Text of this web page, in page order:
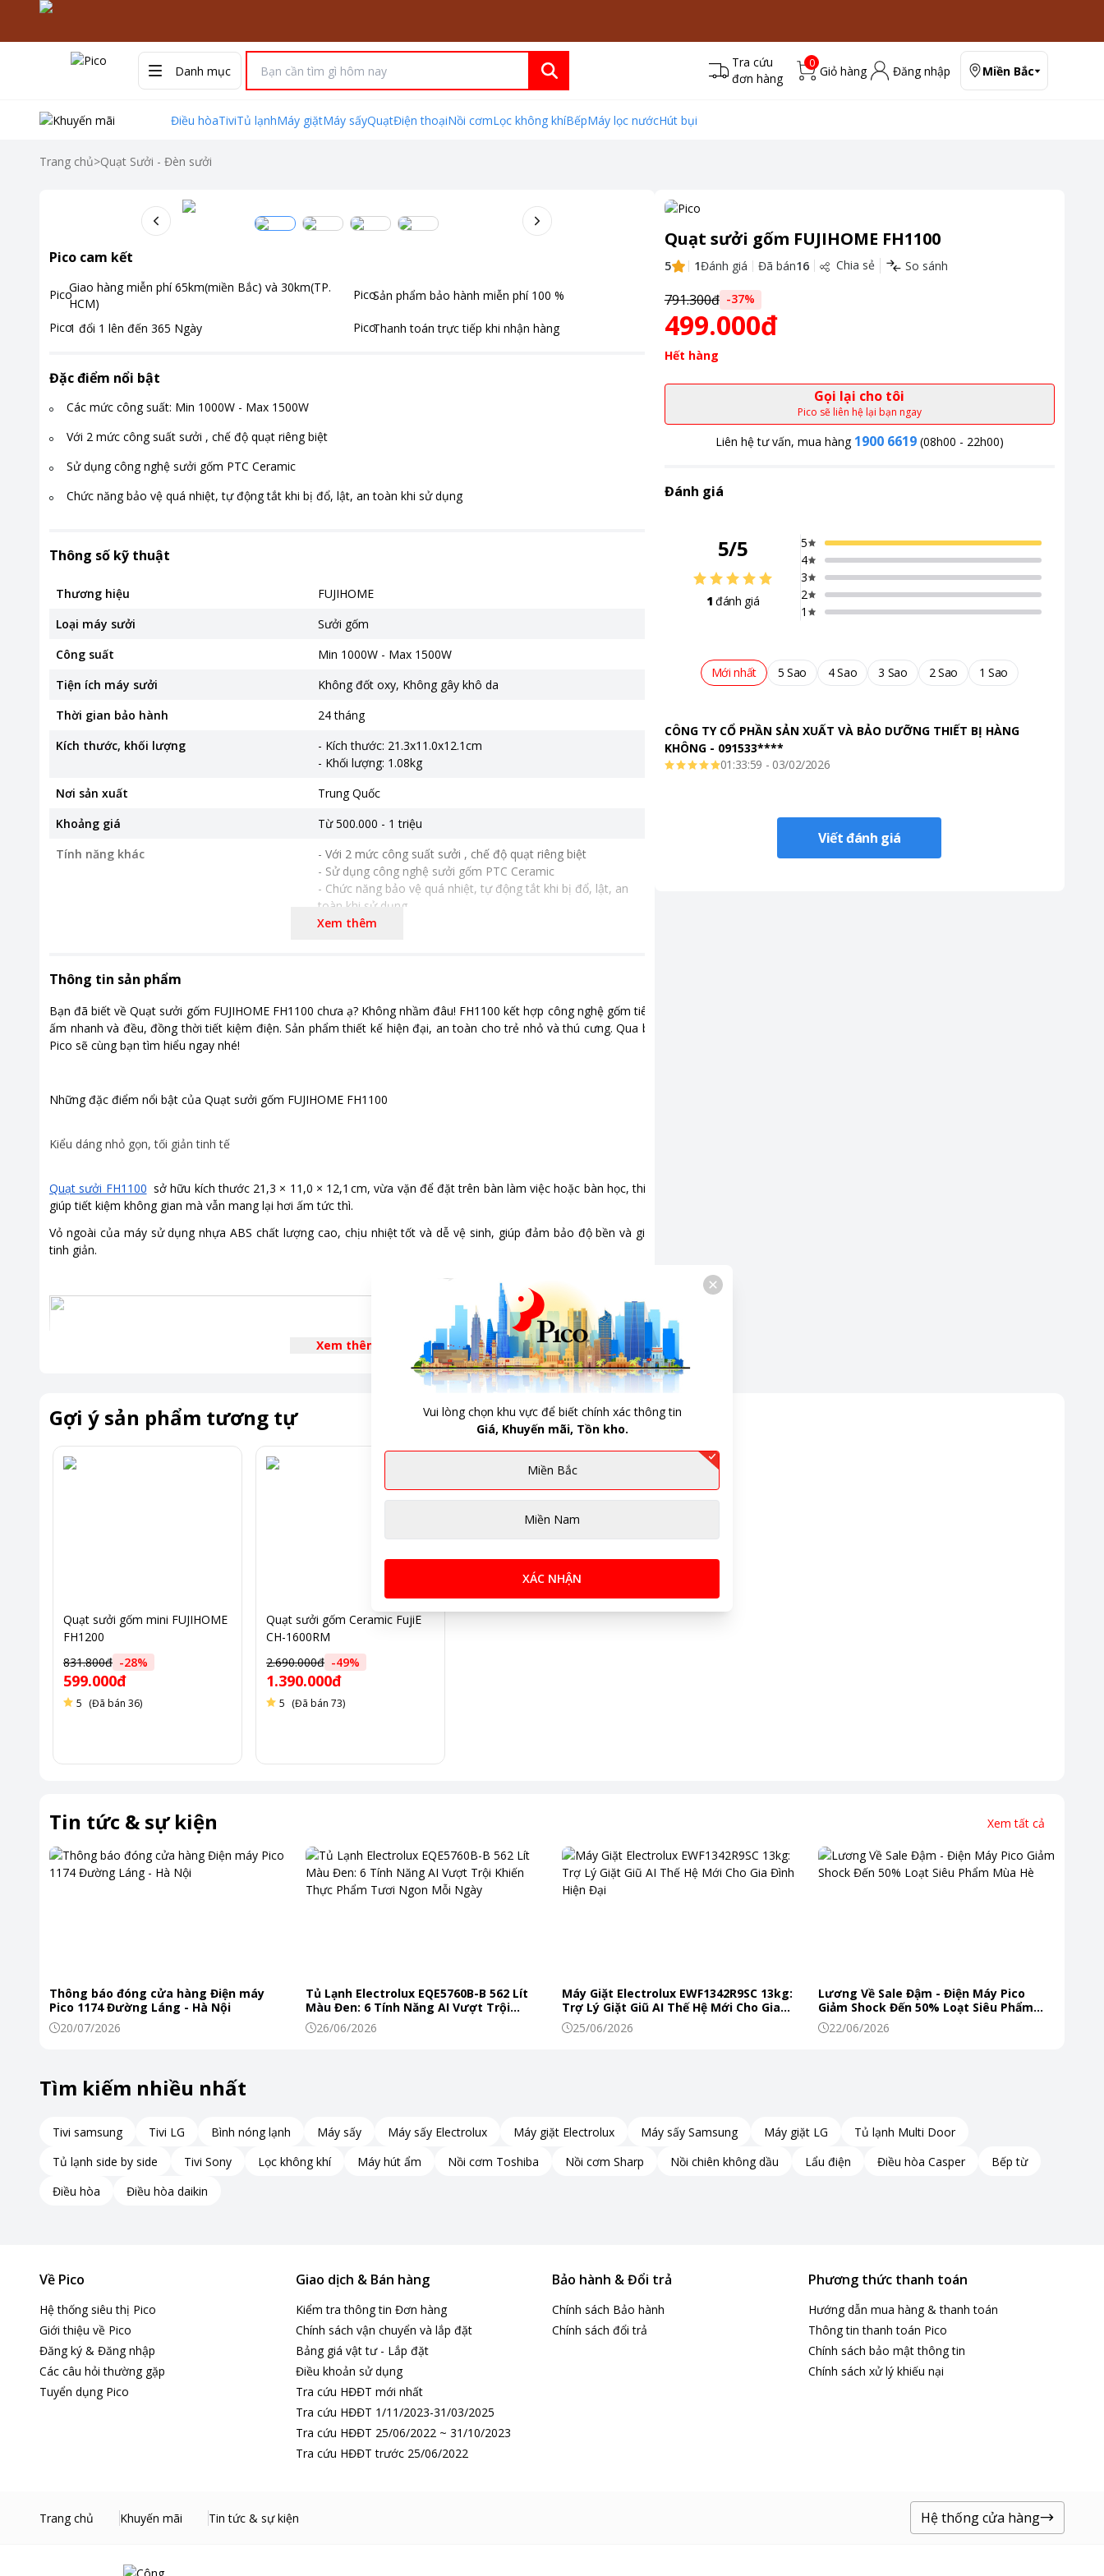
Danh mục
Tra cứu
đơn hàng
0
Giỏ hàng Đăng nhập Miền Bắc
Điều hòaTiviTủ lạnhMáy giặtMáy sấyQuạtĐiện thoạiNồi cơmLọc không khíBếpMáy lọc nướcHút bụi
Trang chủ>Quạt Sưởi - Đèn sưởi
Pico cam kết
Giao hàng miễn phí 65km(miền Bắc) và 30km(TP.
HCM)
Sản phẩm bảo hành miễn phí 100 %
1 đổi 1 lên đến 365 Ngày Thanh toán trực tiếp khi nhận hàng
Đặc điểm nổi bật
Các mức công suất: Min 1000W - Max 1500W
Với 2 mức công suất sưởi , chế độ quạt riêng biệt
Sử dụng công nghệ sưởi gốm PTC Ceramic
Chức năng bảo vệ quá nhiệt, tự động tắt khi bị đổ, lật, an toàn khi sử dụng
Thông số kỹ thuật
Thương hiệu
FUJIHOME
Loại máy sưởi
Sưởi gốm
Công suất
Min 1000W - Max 1500W
Tiện ích máy sưởi
Không đốt oxy, Không gây khô da
Thời gian bảo hành
24 tháng
Kích thước, khối lượng
- Kích thước: 21.3x11.0x12.1cm
- Khối lượng: 1.08kg
Nơi sản xuất
Trung Quốc
Khoảng giá
Từ 500.000 - 1 triệu
Tính năng khác
- Với 2 mức công suất sưởi , chế độ quạt riêng biệt
- Sử dụng công nghệ sưởi gốm PTC Ceramic
- Chức năng bảo vệ quá nhiệt, tự động tắt khi bị đổ, lật, an
toàn khi sử dụng
Xem thêm
Thông tin sản phẩm
Bạn đã biết về Quạt sưởi gốm FUJIHOME FH1100 chưa ạ? Không nhầm đâu! FH1100 kết hợp công nghệ gốm tiên tiến, sưởi
ấm nhanh và đều, đồng thời tiết kiệm điện. Sản phẩm thiết kế hiện đại, an toàn cho trẻ nhỏ và thú cưng. Qua bài viết này,
Pico sẽ cùng bạn tìm hiểu ngay nhé!
Những đặc điểm nổi bật của Quạt sưởi gốm FUJIHOME FH1100
Kiểu dáng nhỏ gọn, tối giản tinh tế
Quạt sưởi FH1100 sở hữu kích thước 21,3 × 11,0 × 12,1 cm, vừa vặn để đặt trên bàn làm việc hoặc bàn học, thiết kế tối ưu
giúp tiết kiệm không gian mà vẫn mang lại hơi ấm tức thì.
Vỏ ngoài của máy sử dụng nhựa ABS chất lượng cao, chịu nhiệt tốt và dễ vệ sinh, giúp đảm bảo độ bền và giữ hình thức
tinh giản.
*Hình ảnh chỉ mang tính chất minh họa
2 mức công suất sưởi, chế độ quạt riêng biệt
Quạt sưởi gốm FUJIHOMEđược trang bị hai cấp độ sưởi giúp người dùng linh hoạt tùy chỉnh nhiệt theo nhu cầu.
Bên cạnh chức năng sưởi ấm, Máy còn có chế độ quạt độc lập, tương đương một chiếc quạt làm mát, giúp thiết bị trở nên
*Hình ảnh chỉ mang tính chất minh họa
Sưởi gốm PTC
không phát sáng chói, không đốt oxy, hạn chế khô da và khó chịu cho đường hô hấp. Công nghệ này giúp
Xem thêm
Quạt sưởi gốm FUJIHOME FH1100
5 1Đánh giá Đã bán16 Chia sẻ So sánh
791.300đ -37%
499.000đ
Hết hàng
Gọi lại cho tôi
Pico sẽ liên hệ lại bạn ngay
Liên hệ tư vấn, mua hàng 1900 6619 (08h00 - 22h00)
Đánh giá
5/5
1 đánh giá
5
4
3
2
1
Mới nhất 5 Sao 4 Sao 3 Sao 2 Sao 1 Sao
CÔNG TY CỔ PHẦN SẢN XUẤT VÀ BẢO DƯỠNG THIẾT BỊ HÀNG
KHÔNG- 091533****
01:33:59 - 03/02/2026
Viết đánh giá
Gợi ý sản phẩm tương tự
Quạt sưởi gốm mini FUJIHOME
FH1200
831.800đ -28%
599.000đ
5 (Đã bán 36)
Quạt sưởi gốm Ceramic FujiE
CH-1600RM
2.690.000đ -49%
1.390.000đ
5 (Đã bán 73)
Tin tức & sự kiện Xem tất cả
Thông báo đóng cửa hàng Điện máy
Pico 1174 Đường Láng - Hà Nội
20/07/2026
Tủ Lạnh Electrolux EQE5760B-B 562 Lít
Màu Đen: 6 Tính Năng AI Vượt Trội
Khiến Thực Phẩm Tươi Ngon Mỗi Ngày
26/06/2026
Máy Giặt Electrolux EWF1342R9SC 13kg:
Trợ Lý Giặt Giũ AI Thế Hệ Mới Cho Gia
Đình Hiện Đại
25/06/2026
Lương Về Sale Đậm - Điện Máy Pico
Giảm Shock Đến 50% Loạt Siêu Phẩm
Mùa Hè
22/06/2026
Tìm kiếm nhiều nhất
Tivi samsung Tivi LG Bình nóng lạnh Máy sấy Máy sấy Electrolux Máy giặt Electrolux Máy sấy Samsung Máy giặt LG
Tủ lạnh Multi Door
Tủ lạnh side by side
Tivi Sony Lọc không khí Máy hút ẩm Nồi cơm Toshiba Nồi cơm Sharp Nồi chiên không dầu Lẩu điện Điều hòa Casper
Bếp từ
Điều hòa
Điều hòa daikin
Về Pico
Hệ thống siêu thị Pico
Giới thiệu về Pico
Đăng ký & Đăng nhập
Các câu hỏi thường gặp
Tuyển dụng Pico
Giao dịch & Bán hàng
Kiểm tra thông tin Đơn hàng
Chính sách vận chuyển và lắp đặt
Bảng giá vật tư - Lắp đặt
Điều khoản sử dụng
Tra cứu HĐĐT mới nhất
Tra cứu HĐĐT 1/11/2023-31/03/2025
Tra cứu HĐĐT 25/06/2022 ~ 31/10/2023
Tra cứu HĐĐT trước 25/06/2022
Bảo hành & Đổi trả
Chính sách Bảo hành
Chính sách đổi trả
Phương thức thanh toán
Hướng dẫn mua hàng & thanh toán
Thông tin thanh toán Pico
Chính sách bảo mật thông tin
Chính sách xử lý khiếu nại
Trang chủ Khuyến mãi Tin tức & sự kiện Hệ thống cửa hàng
Vui lòng chọn khu vực để biết chính xác thông tin
Giá, Khuyến mãi, Tồn kho.
Miền Bắc
Miền Nam
XÁC NHẬN